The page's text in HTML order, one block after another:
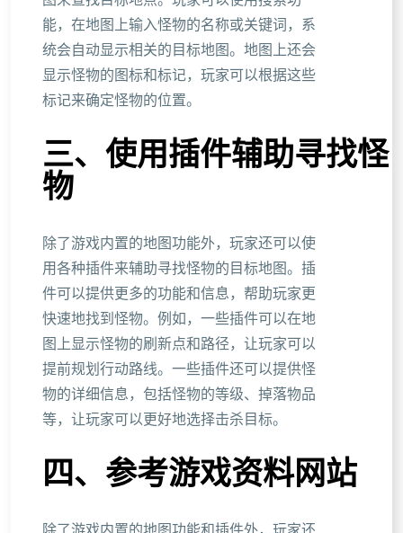
能，在地图上输入怪物的名称或关键词，系
统会自动显示相关的目标地图。地图上还会
显示怪物的图标和标记，玩家可以根据这些
标记来确定怪物的位置。
三、使用插件辅助寻找怪
物
除了游戏内置的地图功能外，玩家还可以使
用各种插件来辅助寻找怪物的目标地图。插
件可以提供更多的功能和信息，帮助玩家更
快速地找到怪物。例如，一些插件可以在地
图上显示怪物的刷新点和路径，让玩家可以
提前规划行动路线。一些插件还可以提供怪
物的详细信息，包括怪物的等级、掉落物品
等，让玩家可以更好地选择击杀目标。
四、参考游戏资料网站